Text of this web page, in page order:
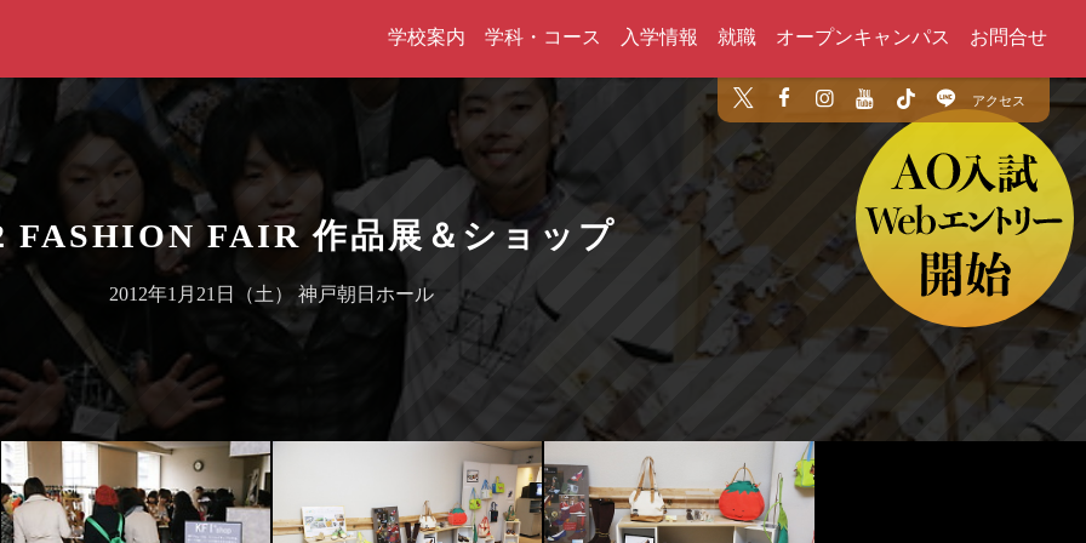
学校案内 学科・コース 入学情報 就職 オープンキャンパス お問合せ
アクセス
FASHION FAIR 作品展＆ショップ
2012年1月21日（土） 神戸朝日ホール